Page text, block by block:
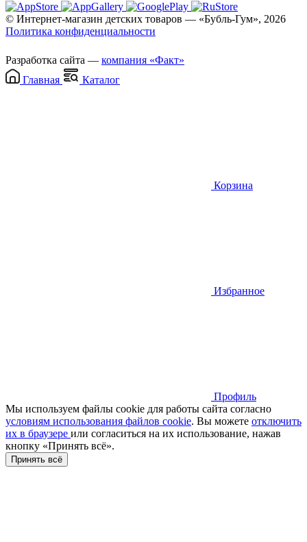
© Интернет-магазин детских товаров — «Бубль-Гум», 2026
Политика конфиденциальности
Разработка сайта — компания «Факт»
Главная
Каталог
Корзина
Избранное
Профиль
Мы используем файлы cookie для работы сайта согласно
условиям использования файлов cookie. Вы можете отключить
их в браузере или cогласиться на их использование, нажав
кнопку «Принять всё».
Принять всё